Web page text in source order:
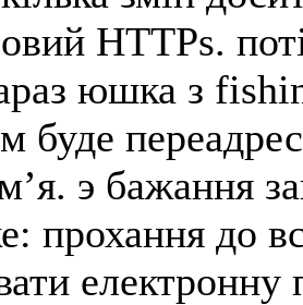
HTTPs.
юшка з
буде
э бажання
прохання до